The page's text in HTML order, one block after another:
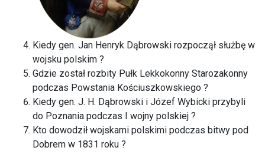
Kiedy gen. Jan Henryk Dąbrowski rozpoczął służbę w
wojsku polskim ?
Gdzie został rozbity Pułk Lekkokonny Starozakonny
podczas Powstania Kościuszkowskiego ?
Kiedy gen. J. H. Dąbrowski i Józef Wybicki przybyli
do Poznania podczas I wojny polskiej ?
Kto dowodził wojskami polskimi podczas bitwy pod
Dobrem w 1831 roku ?